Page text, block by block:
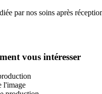
par nos soins après
vous intéresser
l'image